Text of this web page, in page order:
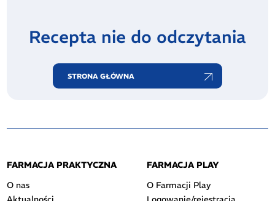
Recepta nie do odczytania
STRONA GŁÓWNA
FARMACJA PRAKTYCZNA
O nas
FARMACJA PLAY
O Farmacji Play